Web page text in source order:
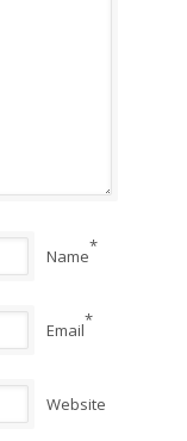
Name*
Email*
Website